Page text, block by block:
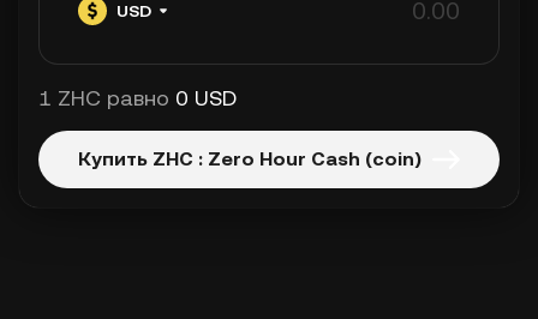
USD
1 ZHC равно 0 USD
Купить ZHC : Zero Hour Cash (coin)